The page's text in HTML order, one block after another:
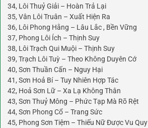
34, Lôi Thuỷ Giải – Hoàn Trả Lại
35, Vân Lôi Truân – Xuất Hiện Ra
36, Lôi Phong Hằng – Lâu Lắc , Bền Vững
37, Phong Lôi Ích – Thịnh Suy
38, Lôi Trạch Qui Muội – Thịnh Suy
39, Trạch Lôi Tuỳ – Theo Không Duyên Cớ
40, Sơn Thuần Cấn – Nguy Hại
41, Sơn Hoả Bí – Tuy Nhiên Hợp Tác
42, Hoả Sơn Lữ – Xa Lạ Không Thân
43, Sơn Thuỷ Mông – Phức Tạp Mà Rõ Rệt
44, Sơn Phong Cổ – Trang Sức
45, Phong Sơn Tiệm – Thiếu Nữ Được Vu Quy